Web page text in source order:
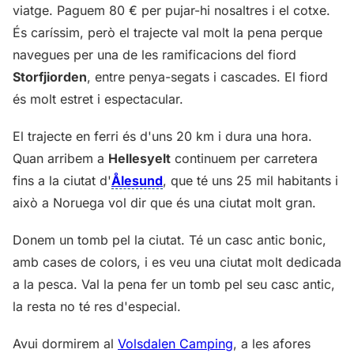
viatge. Paguem 80 € per pujar-hi nosaltres i el cotxe.
És caríssim, però el trajecte val molt la pena perque
navegues per una de les ramificacions del fiord
Storfjiorden, entre penya-segats i cascades. El fiord
és molt estret i espectacular.
El trajecte en ferri és d'uns 20 km i dura una hora.
Quan arribem a Hellesyelt continuem per carretera
fins a la ciutat d'Ålesund, que té uns 25 mil habitants i
això a Noruega vol dir que és una ciutat molt gran.
Donem un tomb pel la ciutat. Té un casc antic bonic,
amb cases de colors, i es veu una ciutat molt dedicada
a la pesca. Val la pena fer un tomb pel seu casc antic,
la resta no té res d'especial.
Avui dormirem al Volsdalen Camping, a les afores